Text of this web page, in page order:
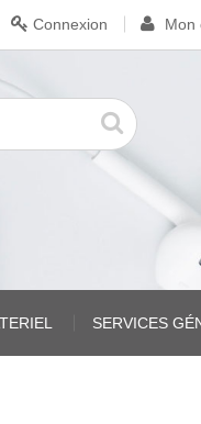
Mon
Connexion
SERVICES